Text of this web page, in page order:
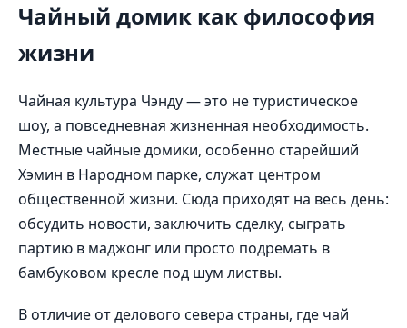
Чайный домик как философия
жизни
Чайная культура Чэнду — это не туристическое
шоу, а повседневная жизненная необходимость.
Местные чайные домики, особенно старейший
Хэмин в Народном парке, служат центром
общественной жизни. Сюда приходят на весь день:
обсудить новости, заключить сделку, сыграть
партию в маджонг или просто подремать в
бамбуковом кресле под шум листвы.
В отличие от делового севера страны, где чай